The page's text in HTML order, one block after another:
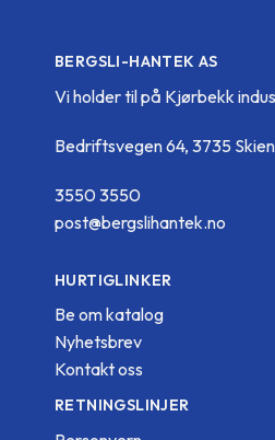
BERGSLI-HANTEK AS
Vi holder til på Kjørbekk
Bedriftsvegen 64, 3735 Skien
3550 3550
post@bergslihantek.no
HURTIGLINKER
Be om katalog
Nyhetsbrev
Kontakt oss
RETNINGSLINJER